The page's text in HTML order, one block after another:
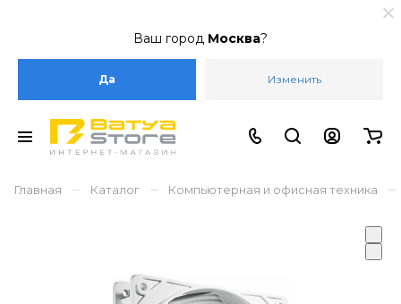
Ваш город Москва?
Да Изменить
Главная – Каталог – Компьютерная и офисная техника –